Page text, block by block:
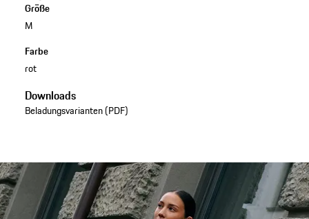
Größe
M
Farbe
rot
Downloads
Beladungsvarianten (PDF)